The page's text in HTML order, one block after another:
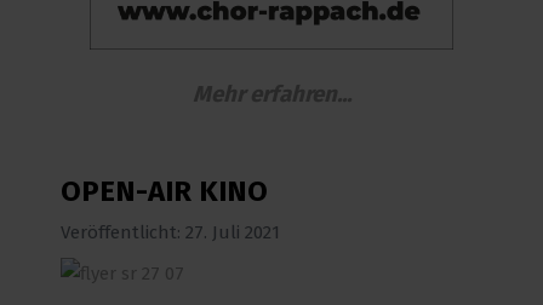
Mehr erfahren...
OPEN-AIR KINO
Veröffentlicht: 27. Juli 2021